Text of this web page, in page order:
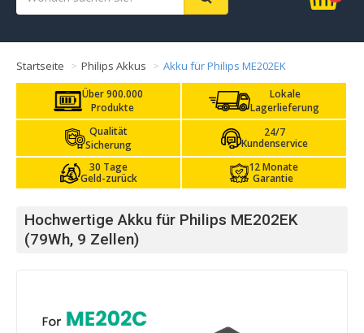
Startseite Philips Akkus Akku für Philips ME202EK
Über 900.000
Produkte
Lokale
Lagerlieferung
Qualität
Sicherung
24/7
Kundenservice
30 Tage
Geld-zurück
12 Monate
Garantie
Hochwertige Akku für Philips ME202EK
(79Wh, 9 Zellen)